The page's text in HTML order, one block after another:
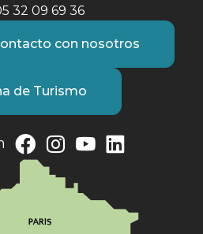
32 09 69 36
con nosotros
de Turismo